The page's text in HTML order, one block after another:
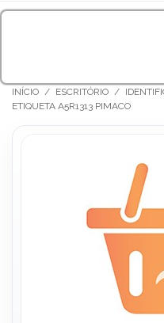
INÍCIO / ESCRITÓRIO /
ETIQUETA A5R1313 PIMACO